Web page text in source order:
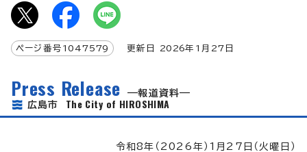
ページ番号 1047579 更新日 2026年1月 27 日
Press Release
報道資料
広島市 The City of HIROSHIMA
令和8年（2026年）1月27日（火曜日）